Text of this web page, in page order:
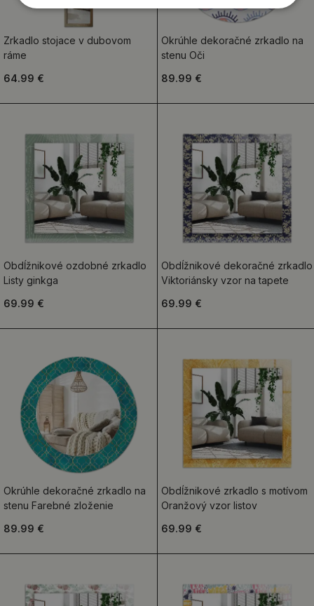
Zrkadlo stojace v dubovom
ráme
64.99 €
Okrúhle dekoračné zrkadlo na
stenu Oči
89.99 €
Obdĺžnikové ozdobné zrkadlo
Listy ginkga
69.99 €
Obdĺžnikové dekoračné zrkadlo
Viktoriánsky vzor na tapete
69.99 €
Okrúhle dekoračné zrkadlo na
stenu Farebné zloženie
89.99 €
Obdĺžnikové zrkadlo s motívom
Oranžový vzor listov
69.99 €